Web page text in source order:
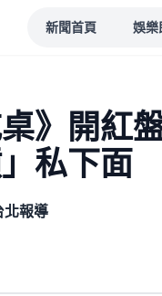
新聞首頁 娛樂
桌》開
私下面
北報導